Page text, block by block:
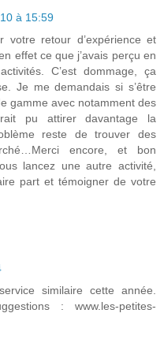
à 15:59
votre retour d’expérience et
effet ce que j’avais perçu en
C’est dommage, ça
Je me demandais si s’être
gamme avec notamment des
pu attirer davantage la
reste de trouver des
encore, et bon
lancez une autre activité,
part et témoigner de votre
similaire cette année.
: www.les-petites-